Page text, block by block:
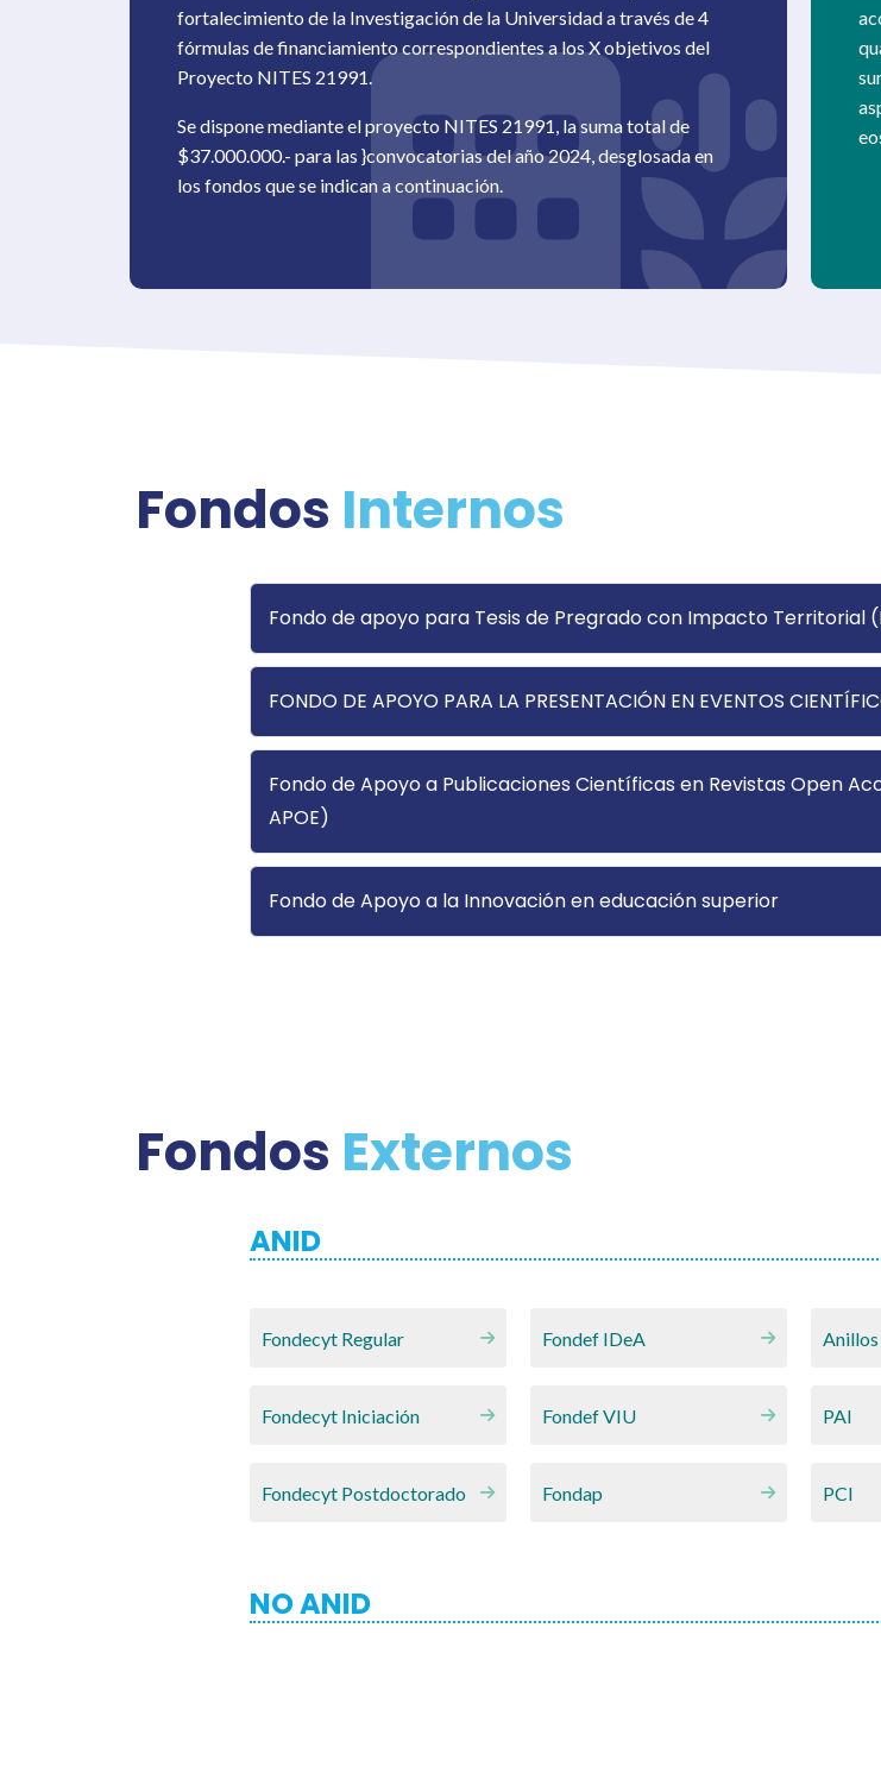
fortalecimiento de la Investigación de la Universidad a través de 4
fórmulas de financiamiento correspondientes a los X objetivos del
Proyecto NITES 21991.
Se dispone mediante el proyecto NITES 21991, la suma total de
$37.000.000.- para las }convocatorias del año 2024, desglosada en
los fondos que se indican a continuación.
Fondos Internos
Fondo de apoyo para Tesis de Pregrado con Impacto Territorial
FONDO DE APOYO PARA LA PRESENTACIÓN EN EVENTOS
Fondo de Apoyo a Publicaciones Científicas en Revistas Open
APOE)
Fondo de Apoyo a la Innovación en educación superior
Fondos Externos
ANID
Fondecyt Regular
Fondecyt Iniciación
Fondecyt Postdoctorado
Fondef IDeA
Fondef VIU
Fondap
Anillos
PAI
PCI
NO ANID